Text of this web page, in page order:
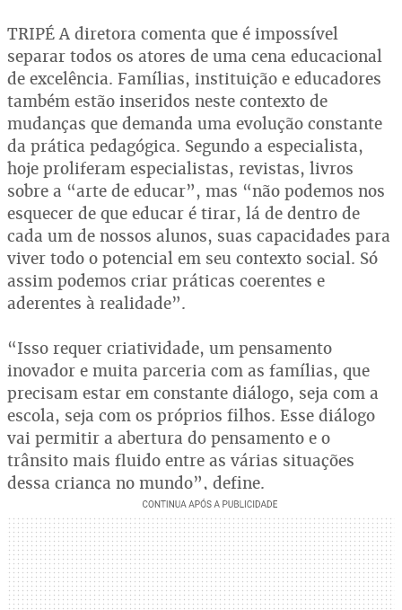
TRIPÉ A diretora comenta que é impossível
separar todos os atores de uma cena educacional
de excelência. Famílias, instituição e educadores
também estão inseridos neste contexto de
mudanças que demanda uma evolução constante
da prática pedagógica. Segundo a especialista,
hoje proliferam especialistas, revistas, livros
sobre a “arte de educar”, mas “não podemos nos
esquecer de que educar é tirar, lá de dentro de
cada um de nossos alunos, suas capacidades para
viver todo o potencial em seu contexto social. Só
assim podemos criar práticas coerentes e
aderentes à realidade”.
“Isso requer criatividade, um pensamento
inovador e muita parceria com as famílias, que
precisam estar em constante diálogo, seja com a
escola, seja com os próprios filhos. Esse diálogo
vai permitir a abertura do pensamento e o
trânsito mais fluido entre as várias situações
dessa criança no mundo”, define.